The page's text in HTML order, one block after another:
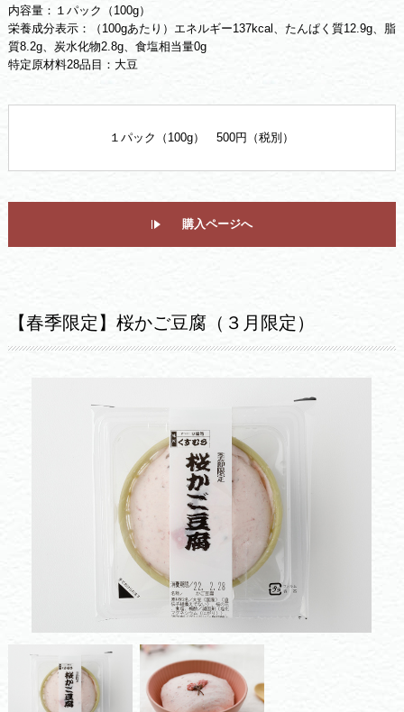
内容量：１パック（100g）
栄養成分表示：（100gあたり）エネルギー137kcal、たんぱく質12.9g、脂
質8.2g、炭水化物2.8g、食塩相当量0g
特定原材料28品目：大豆
１パック（100g） 500円（税別）
購入ページへ
【春季限定】桜かご豆腐（３月限定）